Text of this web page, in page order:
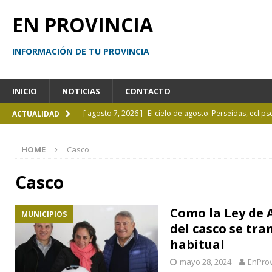
EN PROVINCIA
INFORMACIÓN DE TU PROVINCIA
INICIO NOTICIAS CONTACTO
ACTUALIDAD [ agosto 7, 2026 ] El cielo de agosto: Perseidas,
[ agosto 6, 2026 ]
HOME Casco
Casco
MUNICIPIOS
Como la Ley de
del casco se
habitual
mayo 28, 2024